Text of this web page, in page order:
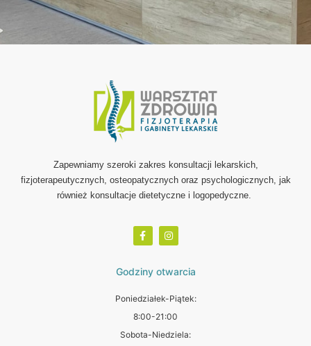
Zapewniamy szeroki zakres konsultacji lekarskich,
fizjoterapeutycznych, osteopatycznych oraz psychologicznych, jak
również konsultacje dietetyczne i logopedyczne.
Godziny otwarcia
Poniedziałek-Piątek:
8:00-21:00
Sobota-Niedziela: